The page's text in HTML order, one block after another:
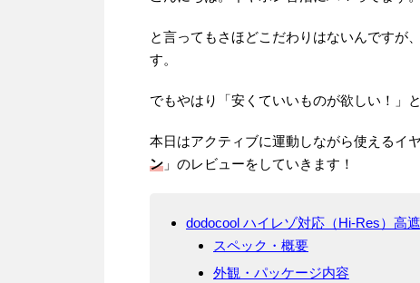
と言ってもさほどこだわりはないんですが
す。
でもやはり「安くていいものが欲しい！」
本日はアクティブに運動しながら使えるイ
ン 」のレビューをしていきます！
dodocool ハイレゾ対応（Hi-Res）高
スペック・概要
外観・パッケージ内容